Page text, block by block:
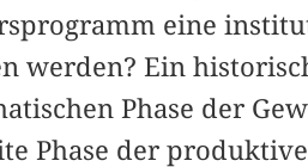
eine
werden? Ein
Phase der
Phase der